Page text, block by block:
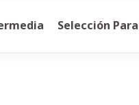
Selección